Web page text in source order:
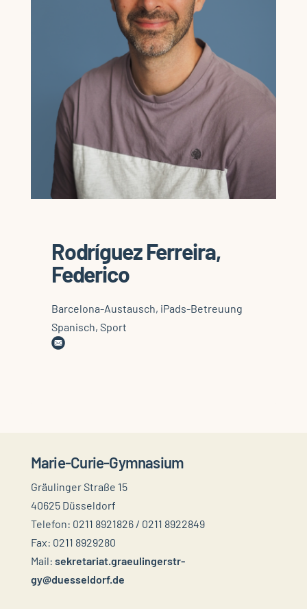
Rodríguez Ferreira,
Federico
Barcelona-Austausch, iPads-Betreuung
Spanisch, Sport
Marie-Curie-Gymnasium
Gräulinger Straße 15
40625 Düsseldorf
Telefon: 0211 8921826 / 0211 8922849
Fax: 0211 8929280
Mail: sekretariat.graeulingerstr-
gy@duesseldorf.de